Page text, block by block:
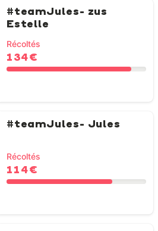
#teamJules- zus
Estelle
Récoltés
134 €
#teamJules- Jules
Récoltés
114 €